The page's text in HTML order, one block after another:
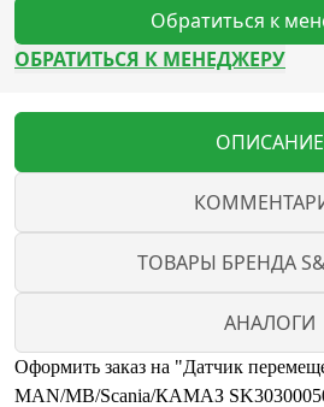
Обратиться к
ОБРАТИТЬСЯ К МЕНЕДЖЕРУ
ОПИСАНИЕ
ТОВАРЫ БРЕНДА
АНАЛОГИ
Оформить заказ на "Датчик
MAN/MB/Scania/КАМАЗ